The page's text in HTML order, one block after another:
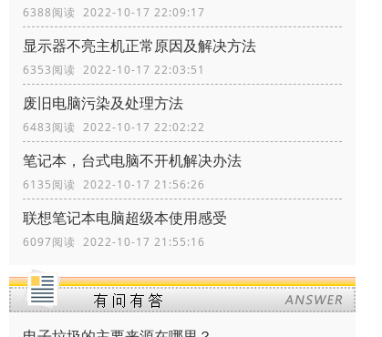
6388阅读 2022-10-17 22:09:17
显示器不亮主机正常原因及解决方法
6353阅读 2022-10-17 22:03:51
废旧电脑污染及处理方法
6483阅读 2022-10-17 22:02:22
笔记本，台式电脑不开机解决办法
6135阅读 2022-10-17 21:56:26
联想笔记本电脑超级本使用感受
6097阅读 2022-10-17 21:55:16